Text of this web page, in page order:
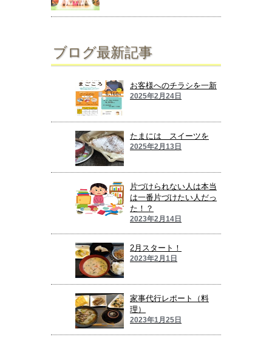
ブログ最新記事
お客様へのチラシを一新
2025年2月24日
たまには スイーツを
2025年2月13日
片づけられない人は本当
は一番片づけたい人だっ
た！？
2023年2月14日
2月スタート！
2023年2月1日
家事代行レポート（料
理）
2023年1月25日